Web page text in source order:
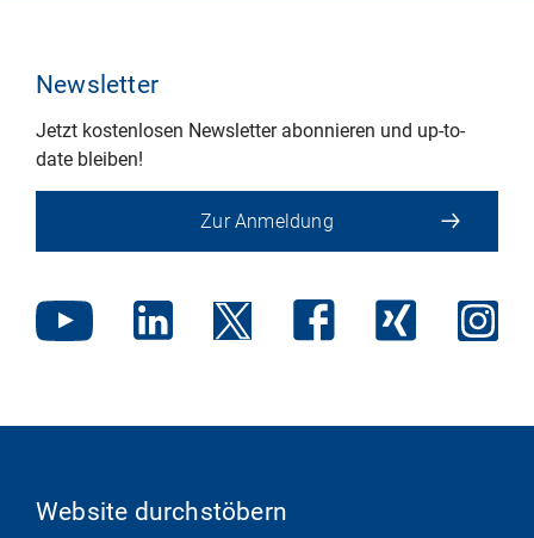
Newsletter
Jetzt kostenlosen Newsletter abonnieren und up-to-
date bleiben!
Zur Anmeldung
Website durchstöbern